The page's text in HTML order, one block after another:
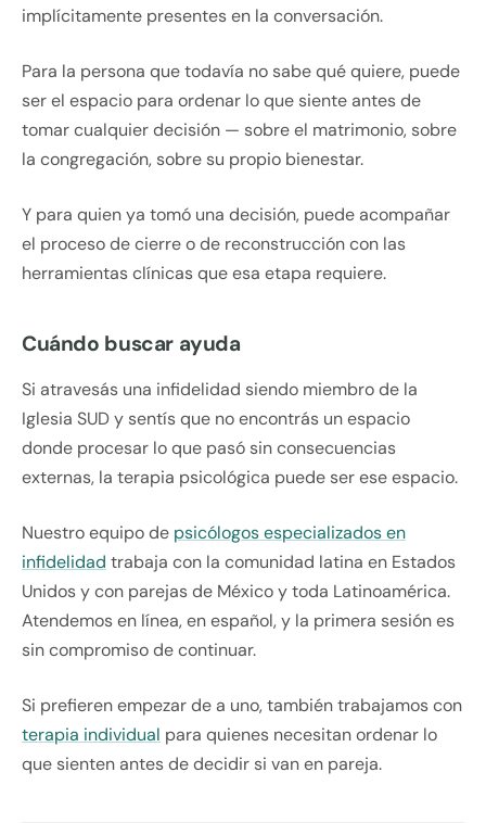
implícitamente presentes en la conversación.
Para la persona que todavía no sabe qué quiere, puede
ser el espacio para ordenar lo que siente antes de
tomar cualquier decisión — sobre el matrimonio, sobre
la congregación, sobre su propio bienestar.
Y para quien ya tomó una decisión, puede acompañar
el proceso de cierre o de reconstrucción con las
herramientas clínicas que esa etapa requiere.
Cuándo buscar ayuda
Si atravesás una infidelidad siendo miembro de la
Iglesia SUD y sentís que no encontrás un espacio
donde procesar lo que pasó sin consecuencias
externas, la terapia psicológica puede ser ese espacio.
Nuestro equipo de psicólogos especializados en
infidelidad trabaja con la comunidad latina en Estados
Unidos y con parejas de México y toda Latinoamérica.
Atendemos en línea, en español, y la primera sesión es
sin compromiso de continuar.
Si prefieren empezar de a uno, también trabajamos con
terapia individual para quienes necesitan ordenar lo
que sienten antes de decidir si van en pareja.